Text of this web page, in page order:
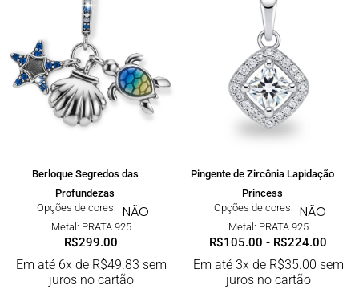
Berloque Segredos das
Profundezas
Opções de cores: NÃO
Metal: PRATA 925
R$299.00
Em até 6x de R$49.83 sem
juros no cartão
Pingente de Zircônia Lapidação
Princess
Opções de cores: NÃO
Metal: PRATA 925
R$105.00 - R$224.00
Em até 3x de R$35.00 sem
juros no cartão